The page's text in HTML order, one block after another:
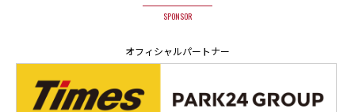
SPONSOR
オフィシャルパートナー